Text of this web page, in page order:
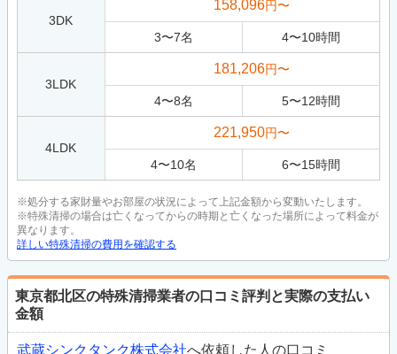
3DK
158,096円〜
3〜7名 4〜10時間
3LDK
181,206円〜
4〜8名 5〜12時間
4LDK
221,950円〜
4〜10名 6〜15時間
※処分する家財量やお部屋の状況によって上記金額から変動いたします。
※特殊清掃の場合は亡くなってからの時期と亡くなった場所によって料金が
異なります。
詳しい特殊清掃の費用を確認する
東京都北区の特殊清掃業者の口コミ評判と実際の支払い
金額
武蔵シンクタンク株式会社へ依頼した人の口コミ